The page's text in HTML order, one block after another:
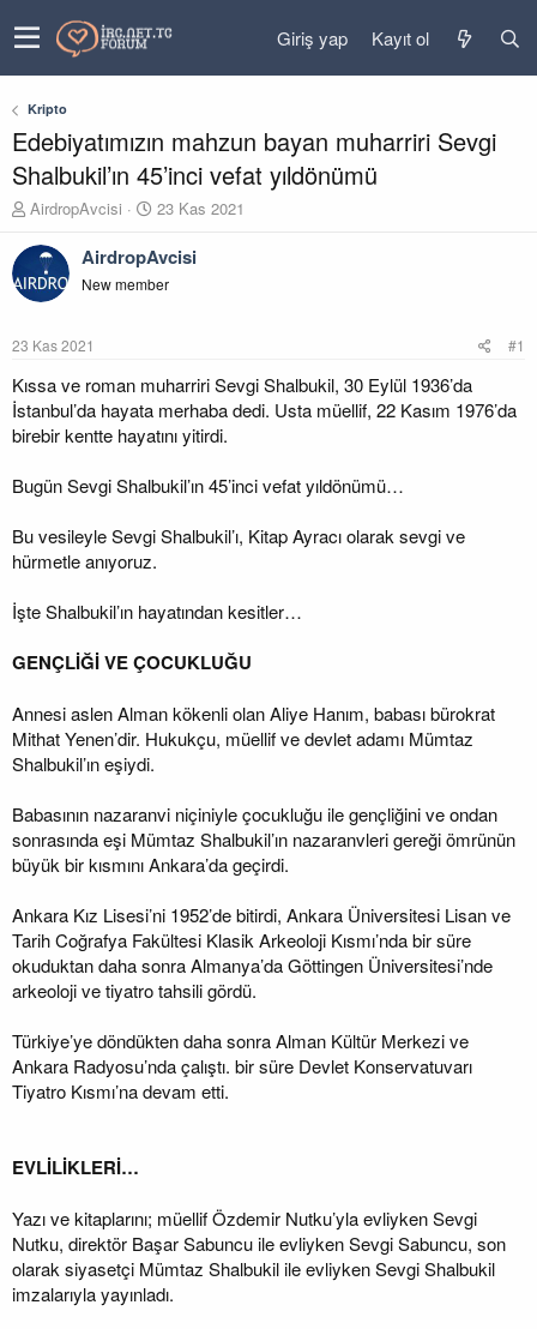
Giriş yap Kayıt ol
Kripto
Edebiyatımızın mahzun bayan muharriri Sevgi
Shalbukil’ın 45’inci vefat yıldönümü
K
n
u
y
b
a
ş
l
a
t
n
AirdropAvcisi
B
ş
l
a
ç
a
r
h
23 Kas 2021
AirdropAvcisi
New member
23 Kas 2021 #1
Kıssa ve roman muharriri Sevgi Shalbukil, 30 Eylül 1936’da
İstanbul’da hayata merhaba dedi. Usta müellif, 22 Kasım 1976’da
birebir kentte hayatını yitirdi.
Bugün Sevgi Shalbukil’ın 45’inci vefat yıldönümü…
Bu vesileyle Sevgi Shalbukil’ı, Kitap Ayracı olarak sevgi ve
hürmetle anıyoruz.
İşte Shalbukil’ın hayatından kesitler…
GENÇLİĞİ VE ÇOCUKLUĞU
Annesi aslen Alman kökenli olan Aliye Hanım, babası bürokrat
Mithat Yenen’dir. Hukukçu, müellif ve devlet adamı Mümtaz
Shalbukil’ın eşiydi.
Babasının nazaranvi niçiniyle çocukluğu ile gençliğini ve ondan
sonrasında eşi Mümtaz Shalbukil’ın nazaranvleri gereği ömrünün
büyük bir kısmını Ankara’da geçirdi.
Ankara Kız Lisesi’ni 1952’de bitirdi, Ankara Üniversitesi Lisan ve
Tarih Coğrafya Fakültesi Klasik Arkeoloji Kısmı’nda bir süre
okuduktan daha sonra Almanya’da Göttingen Üniversitesi’nde
arkeoloji ve tiyatro tahsili gördü.
Türkiye’ye döndükten daha sonra Alman Kültür Merkezi ve
Ankara Radyosu’nda çalıştı. bir süre Devlet Konservatuvarı
Tiyatro Kısmı’na devam etti.
EVLİLİKLERİ…
Yazı ve kitaplarını; müellif Özdemir Nutku’yla evliyken Sevgi
Nutku, direktör Başar Sabuncu ile evliyken Sevgi Sabuncu, son
olarak siyasetçi Mümtaz Shalbukil ile evliyken Sevgi Shalbukil
imzalarıyla yayınladı.